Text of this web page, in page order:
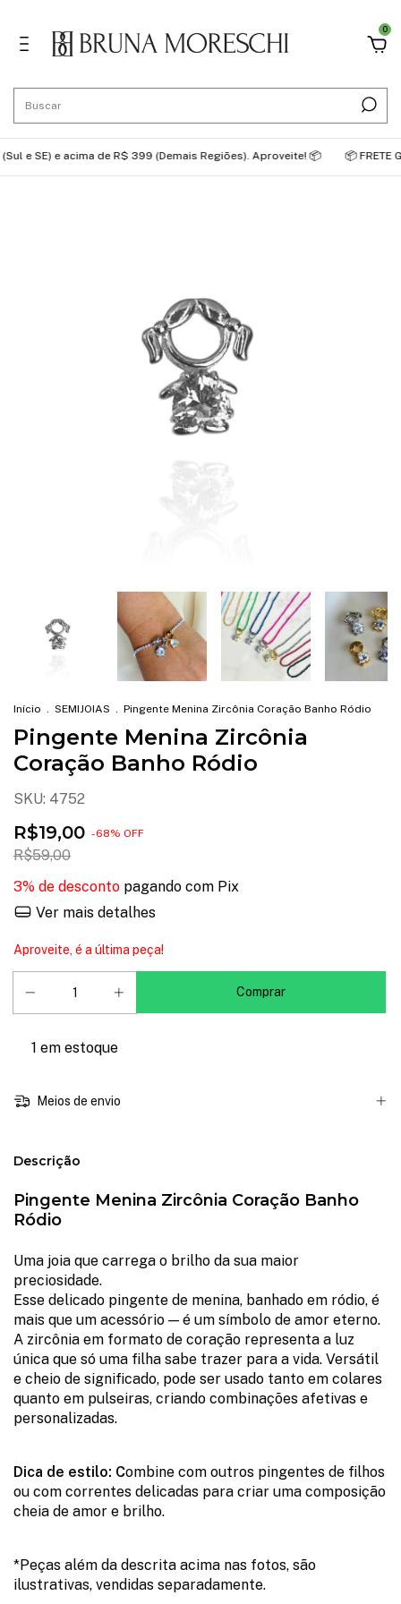
0
SE) e acima de R$ 399 (Demais Regiões). Aproveite! 📦 📦 FRETE
Início . SEMIJOIAS . Pingente Menina Zircônia Coração Banho Ródio
Pingente Menina Zircônia
Coração Banho Ródio
SKU: 4752
R$19,00 -68% OFF
R$59,00
3% de desconto pagando com Pix
Ver mais detalhes
Aproveite, é a última peça!
1 em estoque
Meios de envio
Descrição
Pingente Menina Zircônia Coração Banho
Ródio
Uma joia que carrega o brilho da sua maior
preciosidade.
Esse delicado pingente de menina, banhado em ródio, é
mais que um acessório — é um símbolo de amor eterno.
A zircônia em formato de coração representa a luz
única que só uma filha sabe trazer para a vida. Versátil
e cheio de significado, pode ser usado tanto em colares
quanto em pulseiras, criando combinações afetivas e
personalizadas.
Dica de estilo: Combine com outros pingentes de filhos
ou com correntes delicadas para criar uma composição
cheia de amor e brilho.
*Peças além da descrita acima nas fotos, são
ilustrativas, vendidas separadamente.